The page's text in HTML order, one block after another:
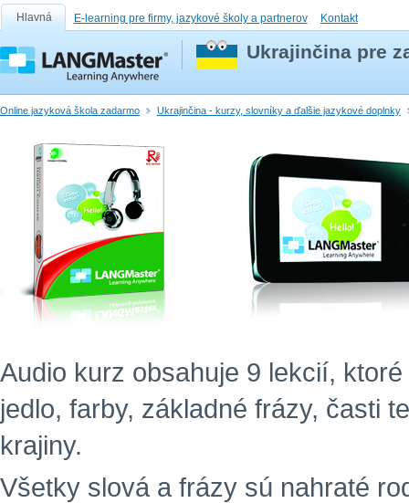
Hlavná E-learning pre firmy, jazykové školy a partnerov Kontakt
Ukrajinčina pre
Online jazyková škola zadarmo Ukrajinčina - kurzy, slovníky a ďalšie jazykové doplnky
Audio kurz obsahuje 9 lekcií,
jedlo, farby, základné frázy, časti
krajiny.
Všetky slová a frázy sú nahraté